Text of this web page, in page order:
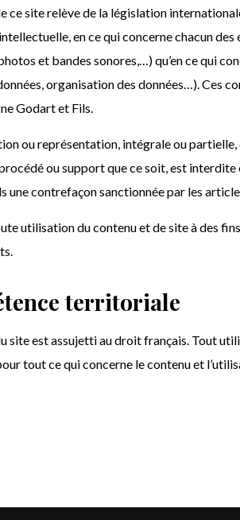
ce site relève de la législation
en ce qui concerne chacun des
et bandes sonores,…) qu’en ce qui
organisation des données…). Ces
Godart et Fils.
ou représentation, intégrale ou
ou support que ce soit, est
une contrefaçon sanctionnée par les
utilisation du contenu et de site à des
territoriale
site est assujetti au droit français. Tout
tout ce qui concerne le contenu et